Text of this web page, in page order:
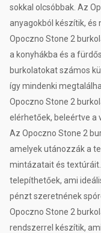
sokkal olcsóbbak. Az
anyagokból készítik, és
Opoczno Stone 2
a konyhákba és a
burkolatokat számos
így mindenki
Opoczno Stone 2
elérhetőek, beleértve a
Az Opoczno Stone 2
amelyek utánozzák a
mintázatait és
telepíthetőek, ami
pénzt szeretnének
Opoczno Stone 2
rendszerrel készítik,